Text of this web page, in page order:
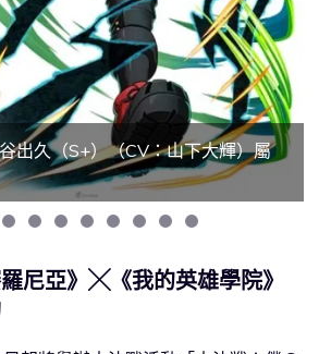
出久（S+）（CV：山下大輝）屬
羅尼亞》╳《我的英雄學院》